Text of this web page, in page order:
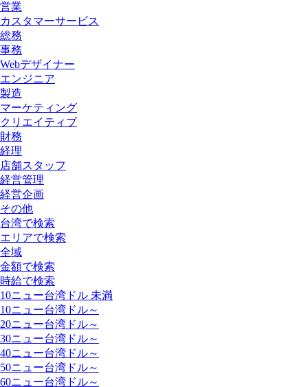
営業
カスタマーサービス
総務
事務
Webデザイナー
エンジニア
製造
マーケティング
クリエイティブ
財務
経理
店舗スタッフ
経営管理
経営企画
その他
台湾で検索
エリアで検索
全域
金額で検索
時給で検索
10ニュー台湾ドル 未満
10ニュー台湾ドル～
20ニュー台湾ドル～
30ニュー台湾ドル～
40ニュー台湾ドル～
50ニュー台湾ドル～
60ニュー台湾ドル～